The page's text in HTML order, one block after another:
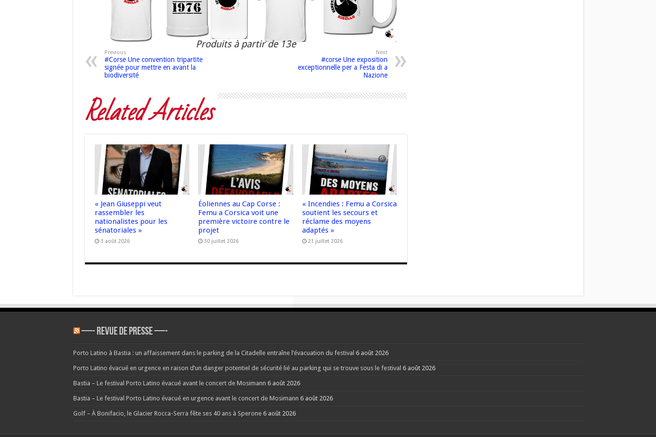
Produits à partir de 13e
Previous
#Corse Une convention tripartite
signée pour mettre en avant la
biodiversité
Next
#corse Une exposition
exceptionnelle per a Festa di a
Nazione
Related Articles
« Jean Giuseppi veut
rassembler les
nationalistes pour les
sénatoriales »
3 août 2026
Éoliennes au Cap Corse :
Femu a Corsica voit une
première victoire contre le
projet
30 juillet 2026
« Incendies : Femu a Corsica
soutient les secours et
réclame des moyens
adaptés »
21 juillet 2026
—- REVUE DE PRESSE —-
Porto Latino à Bastia : un affaissement dans le parking de la Citadelle entraîne l’évacuation du festival 6 août 2026
Porto Latino évacué en urgence en raison d’un danger potentiel de sécurité lié au parking qui se trouve sous le festival 6 août 2026
Bastia – Le festival Porto Latino évacué avant le concert de Mosimann 6 août 2026
Bastia – Le festival Porto Latino évacué en urgence avant le concert de Mosimann 6 août 2026
Golf – À Bonifacio, le Glacier Rocca-Serra fête ses 40 ans à Sperone 6 août 2026